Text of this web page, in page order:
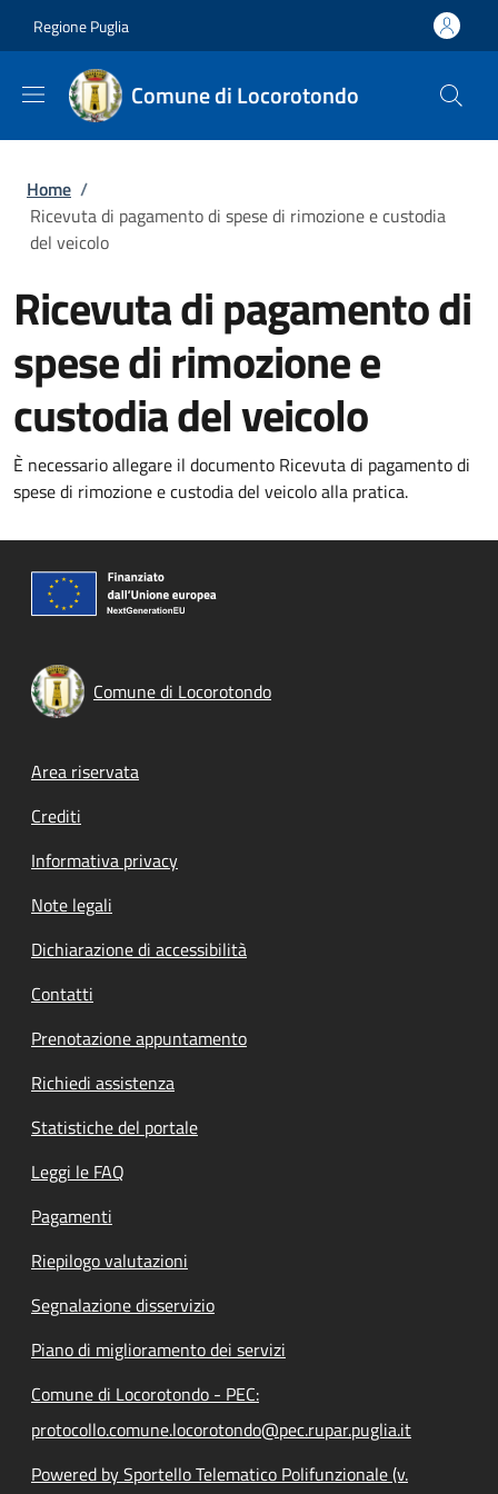
Regione Puglia
Comune di Locorotondo
Briciole di pane
Home /
Ricevuta di pagamento di spese di rimozione e custodia
del veicolo
Ricevuta di pagamento di
spese di rimozione e
custodia del veicolo
È necessario allegare il documento Ricevuta di pagamento di
spese di rimozione e custodia del veicolo alla pratica.
Comune di Locorotondo
Footer menu
Area riservata
Crediti
Informativa privacy
Note legali
Dichiarazione di accessibilità
Contatti
Prenotazione appuntamento
Richiedi assistenza
Statistiche del portale
Leggi le FAQ
Pagamenti
Riepilogo valutazioni
Segnalazione disservizio
Piano di miglioramento dei servizi
Comune di Locorotondo - PEC:
protocollo.comune.locorotondo@pec.rupar.puglia.it
Powered by Sportello Telematico Polifunzionale (v.